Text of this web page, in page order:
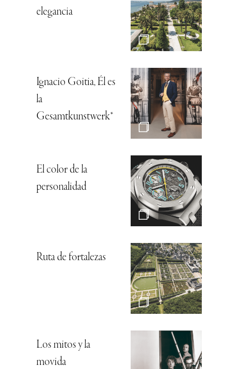
elegancia
Ignacio Goitia, Él es
la
Gesamtkunstwerk*
El color de la
personalidad
Ruta de fortalezas
Los mitos y la
movida